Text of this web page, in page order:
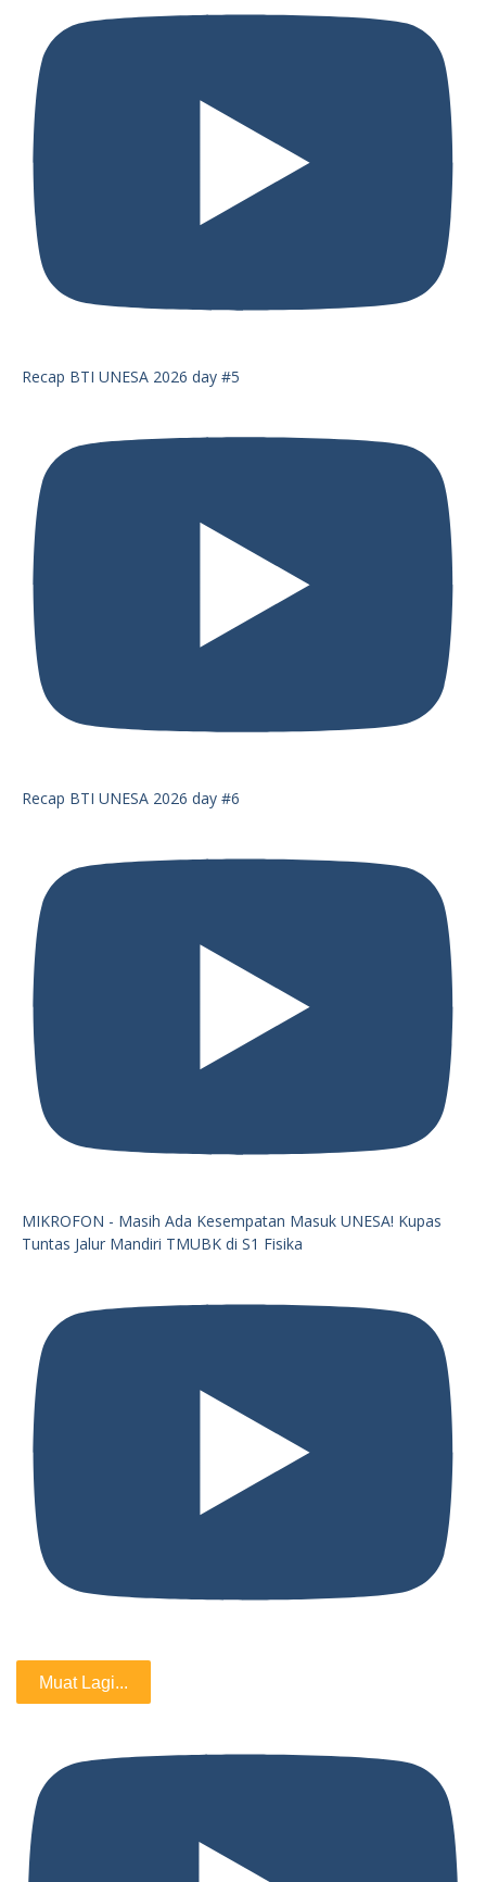
Recap BTI UNESA 2026 day #5
Recap BTI UNESA 2026 day #6
MIKROFON - Masih Ada Kesempatan Masuk UNESA! Kupas
Tuntas Jalur Mandiri TMUBK di S1 Fisika
Muat Lagi...